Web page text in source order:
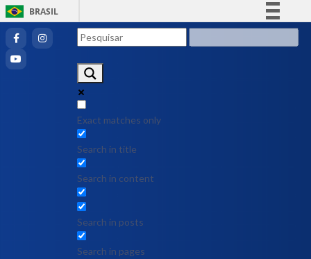
BRASIL
Exact matches only
Search in title
Search in content
Search in posts
Search in pages